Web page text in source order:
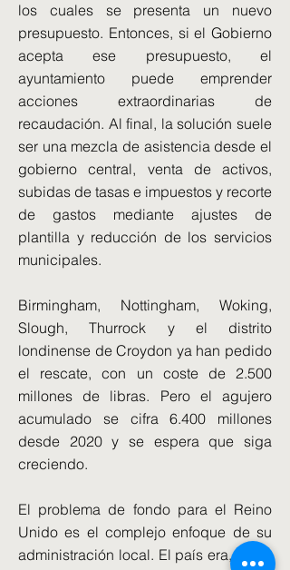
los cuales se presenta un nuevo
presupuesto. Entonces, si el Gobierno
acepta ese presupuesto, el
ayuntamiento puede emprender
acciones extraordinarias de
recaudación. Al final, la solución suele
ser una mezcla de asistencia desde el
gobierno central, venta de activos,
subidas de tasas e impuestos y recorte
de gastos mediante ajustes de
plantilla y reducción de los servicios
municipales.
Birmingham, Nottingham, Woking,
Slough, Thurrock y el distrito
londinense de Croydon ya han pedido
el rescate, con un coste de 2.500
millones de libras. Pero el agujero
acumulado se cifra 6.400 millones
desde 2020 y se espera que siga
creciendo.
El problema de fondo para el Reino
Unido es el complejo enfoque de su
administración local. El país era, hasta